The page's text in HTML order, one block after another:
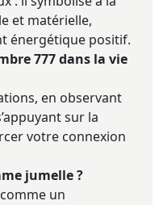
et matérielle,
énergétique positif.
777 dans la vie
en observant
sur la
votre connexion
jumelle ?
un